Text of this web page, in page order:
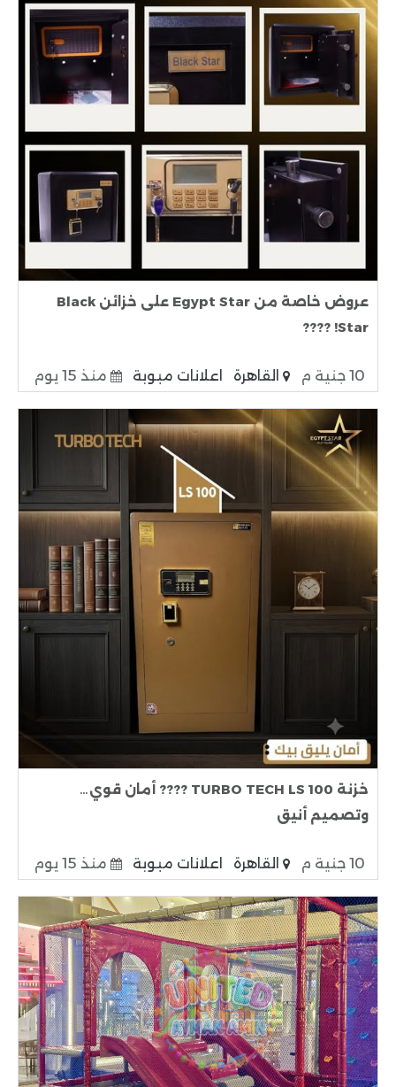
عروض خاصة من Egypt Star على خزائن Black
Star! ????
10 جنية م القاهرة اعلانات مبوبة منذ 15 يوم
خزنة TURBO TECH LS 100 ???? أمان قوي…
وتصميم أنيق
10 جنية م القاهرة اعلانات مبوبة منذ 15 يوم